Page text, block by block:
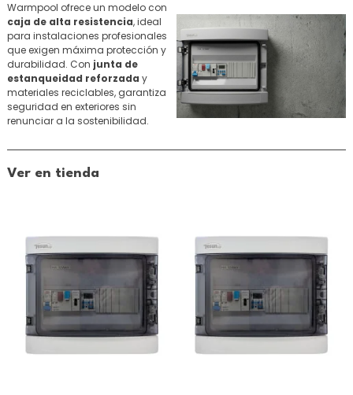
Warmpool ofrece un modelo con
caja de alta resistencia, ideal
para instalaciones profesionales
que exigen máxima protección y
durabilidad. Con junta de
estanqueidad reforzada y
materiales reciclables, garantiza
seguridad en exteriores sin
renunciar a la sostenibilidad.
Ver en tienda